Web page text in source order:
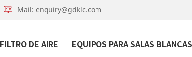
Mail: enquiry@gdklc.com
FILTRO DE AIRE EQUIPOS PARA SALAS BLANCAS